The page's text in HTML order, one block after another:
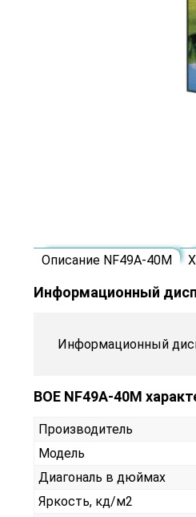
Описание NF49A-40M
Информационный
Информационный
BOE NF49A-40M
Производитель
Модель
Диагональ в дюймах
Яркость, кд/м2